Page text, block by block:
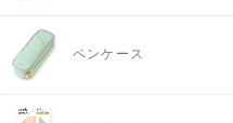
ペンケース